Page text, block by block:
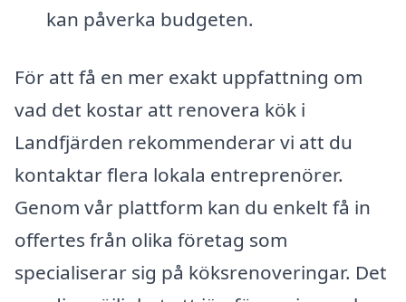
kan påverka budgeten.
För att få en mer exakt uppfattning om
vad det kostar att renovera kök i
Landfjärden rekommenderar vi att du
kontaktar flera lokala entreprenörer.
Genom vår plattform kan du enkelt få in
offertes från olika företag som
specialiserar sig på köksrenoveringar. Det